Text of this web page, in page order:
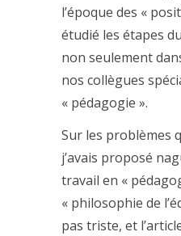
l’époque des «
étudié les étapes
non seulement
nos collègues
« pédagogie ».
Sur les problèmes
j’avais proposé
travail en «
« philosophie de
pas triste, et